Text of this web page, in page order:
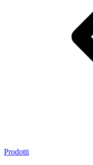
Prodotti